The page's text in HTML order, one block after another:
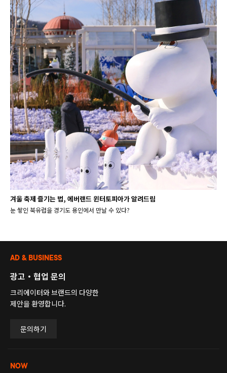
겨울 축제 즐기는 법, 에버랜드 윈터토피아가 알려드림
눈 쌓인 북유럽을 경기도 용인에서 만날 수 있다?
AD & BUSINESS
광고・협업 문의
크리에이터와 브랜드의 다양한
제안을 환영합니다.
문의하기
NOW